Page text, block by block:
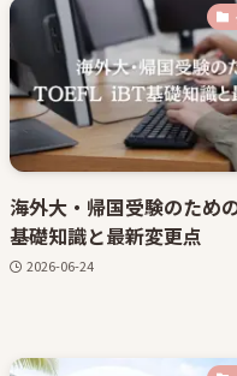
海外大・帰国受験のため
基礎知識と最新変更点
2026-06-24